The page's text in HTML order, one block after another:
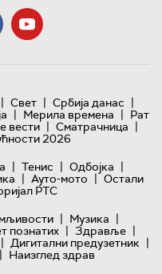
| Свет | Србија данас |
| Мерила времена | Рат
вести | Сматрачница |
2026
| Тенис | Одбојка |
| Ауто-мото | Остали
РТС
| Музика |
познатих | Здравље |
| Дигитални предузетник |
| Наизглед здрав